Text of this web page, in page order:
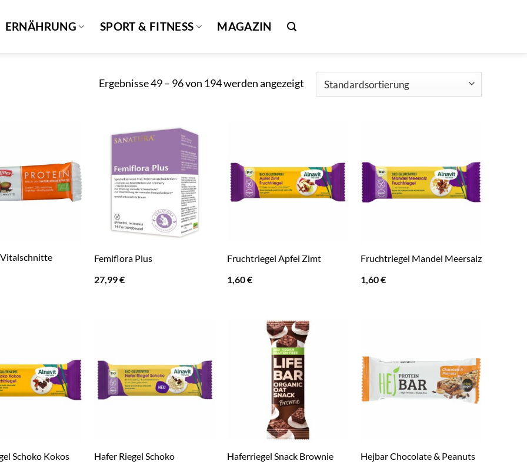
ERNÄHRUNG SPORT & FITNESS MAGAZIN
Ergebnisse 49 – 96 von 194 werden angezeigt
Femiflora Plus
27,99€
Fruchtriegel Apfel Zimt
1,60€
Fruchtriegel Mandel Meersalz
1,60€
Schoko Kokos
Hafer Riegel Schoko
Haferriegel Snack Brownie
Hejbar Chocolate & Peanuts